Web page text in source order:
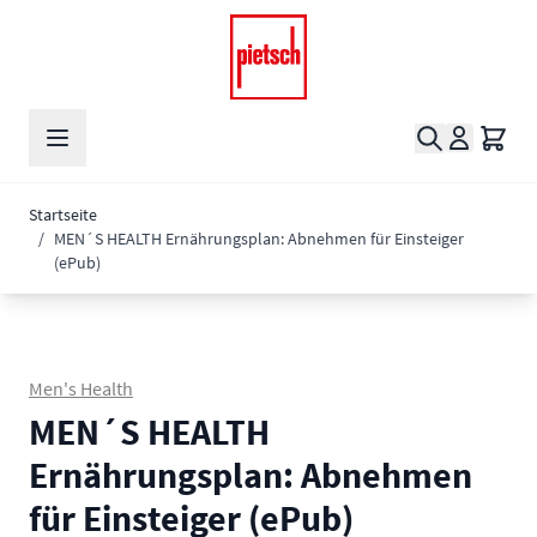
Suche
Startseite
/ MEN´S HEALTH Ernährungsplan: Abnehmen für Einsteiger
(ePub)
Men's Health
MEN´S HEALTH
Ernährungsplan: Abnehmen
für Einsteiger (ePub)